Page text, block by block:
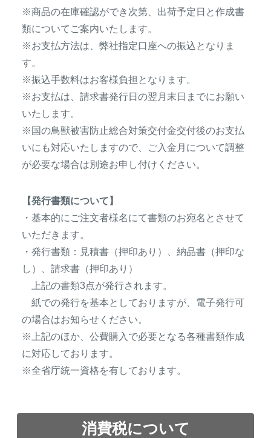
※商品の在庫確認ができ次第、出荷予定日と作成書
類についてご案内いたします。
※お支払方法は、弊社指定口座への振込となりま
す。
※振込手数料はお客様負担となります。
※お支払は、請求書発行日の翌月末日までにお願い
いたします。
※国の鳥獣被害防止総合対策交付金交付後のお支払
いにも対応いたしますので、ご入金月について調整
が必要な場合は別途お申し付けください。
【発行書類について】
・基本的にご注文者様名にて書類のお宛名とさせて
いただきます。
・発行書類：見積書（押印あり）、納品書（押印な
し）、請求書（押印あり）
上記の書類3点が発行されます。
紙での発行を基本としておりますが、電子発行可
の場合はお知らせください。
※上記のほか、公費購入で必要となる各種書類作成
に対応しております。
※全省庁統一資格を有しております。
消費税について